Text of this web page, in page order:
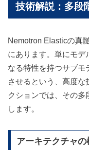
技術解説：多段
Nemotron Elasticの真
にあります。単にモ
なる特性を持つサブ
させるという、高度
クションでは、その多
します。
アーキテクチャの